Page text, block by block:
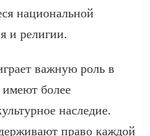
национальной
и религии.
важную роль в
имеют более
наследие.
право каждой